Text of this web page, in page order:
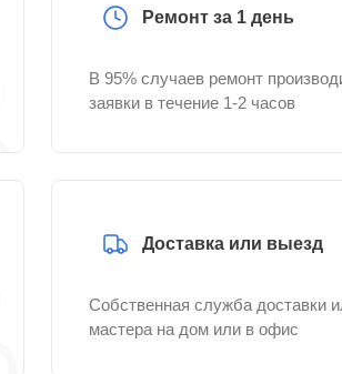
Ремонт за 1 день
В 95% случаев ремонт
заявки в течение 1-2 часов
Доставка или выезд
Собственная служба доставки
мастера на дом или в офис